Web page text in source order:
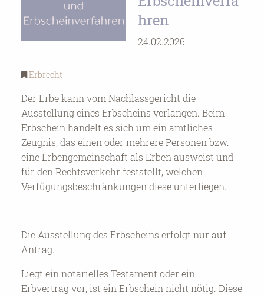
hren
24.02.2026
Erbrecht
Der Erbe kann vom Nachlassgericht die
Ausstellung eines Erbscheins verlangen. Beim
Erbschein handelt es sich um ein amtliches
Zeugnis, das einen oder mehrere Personen bzw.
eine Erbengemeinschaft als Erben ausweist und
für den Rechtsverkehr feststellt, welchen
Verfügungsbeschränkungen diese unterliegen.
Die Ausstellung des Erbscheins erfolgt nur auf
Antrag.
Liegt ein notarielles Testament oder ein
Erbvertrag vor, ist ein Erbschein nicht nötig. Diese